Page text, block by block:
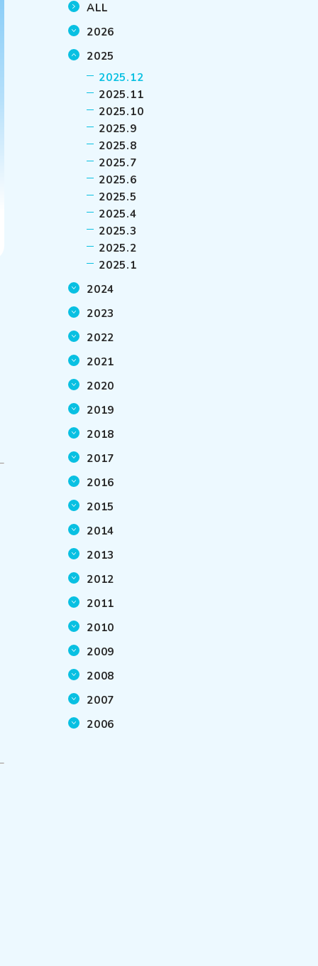
ALL
2026
2025
2025.12
2025.11
2025.10
2025.9
2025.8
2025.7
2025.6
2025.5
2025.4
2025.3
2025.2
2025.1
2024
2023
2022
2021
2020
2019
2018
2017
2016
2015
2014
2013
2012
2011
2010
2009
2008
2007
2006